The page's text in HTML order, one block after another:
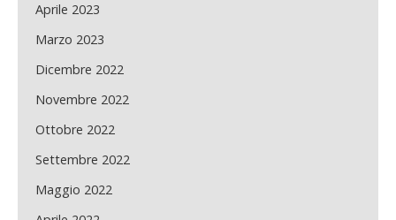
Aprile 2023
Marzo 2023
Dicembre 2022
Novembre 2022
Ottobre 2022
Settembre 2022
Maggio 2022